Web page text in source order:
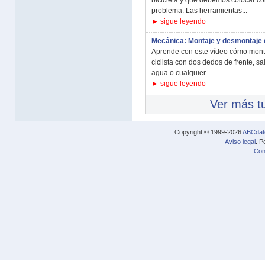
problema. Las herramientas...
► sigue leyendo
Mecánica: Montaje y desmontaje
Aprende con este vídeo cómo
ciclista con dos dedos de frente,
agua o cualquier...
► sigue leyendo
Ver más
Copyright © 1999-2026
Aviso legal .